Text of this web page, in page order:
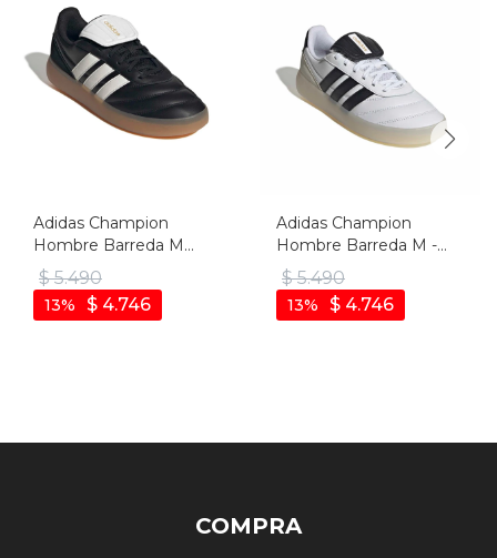
Adidas Champion
Hombre Barreda M
Black - Negro-blanco
$ 5.490
$ 4.746
13
Adidas Champion
Hombre Barreda M -
Blanco-negro
$ 5.490
$ 4.746
13
COMPRA